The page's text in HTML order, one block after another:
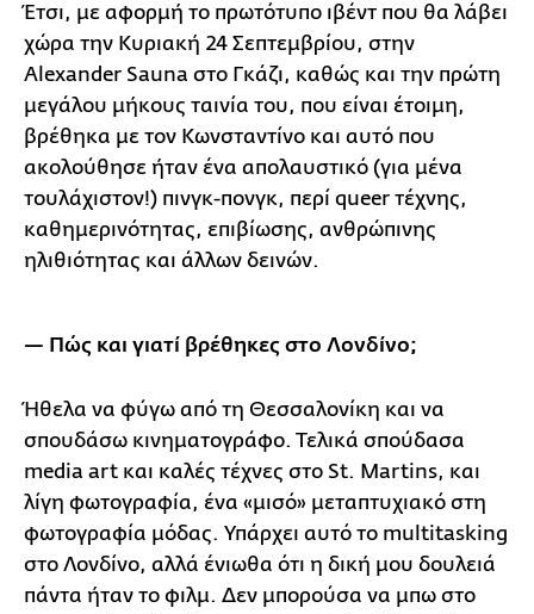
Έτσι, με αφορμή το πρωτότυπο ιβέντ που θα λάβει
χώρα την Κυριακή 24 Σεπτεμβρίου, στην
Alexander Sauna στο Γκάζι, καθώς και την πρώτη
μεγάλου μήκους ταινία του, που είναι έτοιμη,
βρέθηκα με τον Κωνσταντίνο και αυτό που
ακολούθησε ήταν ένα απολαυστικό (για μένα
τουλάχιστον!) πινγκ-πονγκ, περί queer τέχνης,
καθημερινότητας, επιβίωσης, ανθρώπινης
ηλιθιότητας και άλλων δεινών.
— Πώς και γιατί βρέθηκες στο Λονδίνο;
Ήθελα να φύγω από τη Θεσσαλονίκη και να
σπουδάσω κινηματογράφο. Τελικά σπούδασα
media art και καλές τέχνες στο St. Martins, και
λίγη φωτογραφία, ένα «μισό» μεταπτυχιακό στη
φωτογραφία μόδας. Υπάρχει αυτό το multitasking
στο Λονδίνο, αλλά ένιωθα ότι η δική μου δουλειά
πάντα ήταν το φιλμ. Δεν μπορούσα να μπω στο